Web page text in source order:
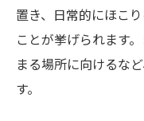
置き、日常的にほこ
ことが挙げられます
まる場所に向けるな
す。